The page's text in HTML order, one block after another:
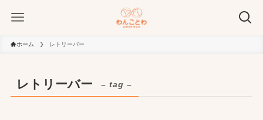
ホーム レトリーバー
レトリーバー – tag –